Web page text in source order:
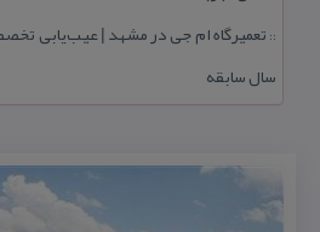
::
سال سابقه